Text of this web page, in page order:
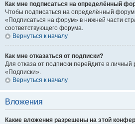
Как мне подписаться на определённый
Чтобы подписаться на определённый
«Подписаться на форум» в нижней части
соответствующего форума.
Вернуться к началу
Как мне отказаться от подписки?
Для отказа от подписки перейдите в
«Подписки».
Вернуться к началу
Вложения
Какие вложения разрешены на этой